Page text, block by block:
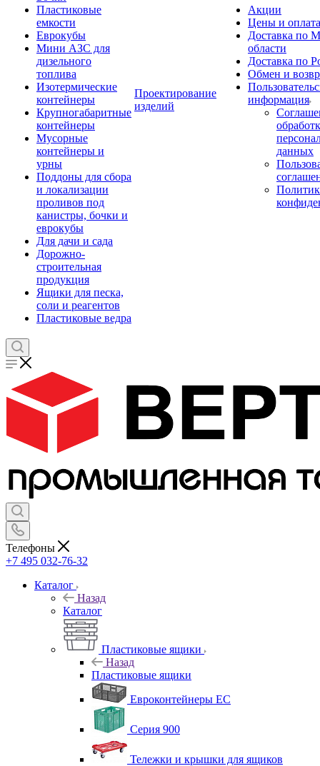
Пластиковые
емкости
Еврокубы
Мини АЗС для
дизельного
топлива
Изотермические
контейнеры
Крупногабаритные
контейнеры
Мусорные
контейнеры и
урны
Поддоны для сбора
и локализации
проливов под
канистры, бочки и
еврокубы
Для дачи и сада
Дорожно-
строительная
продукция
Ящики для песка,
соли и реагентов
Пластиковые ведра
Проектирование
изделий
Акции
Цены и оплата
Доставка по
области
Доставка по
Обмен и
информация
данных
Телефоны
+7 495 032-76-32
Каталог
Назад
Каталог
Пластиковые ящики
Назад
Пластиковые ящики
Евроконтейнеры ЕС
Серия 900
Тележки и крышки для ящиков